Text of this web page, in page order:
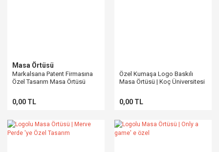
Masa Örtüsü
Markalsana Patent Firmasına
Özel Tasarım Masa Örtüsü
0,00 TL
Özel Kumaşa Logo Baskılı
Masa Örtüsü | Koç Üniversitesi
0,00 TL